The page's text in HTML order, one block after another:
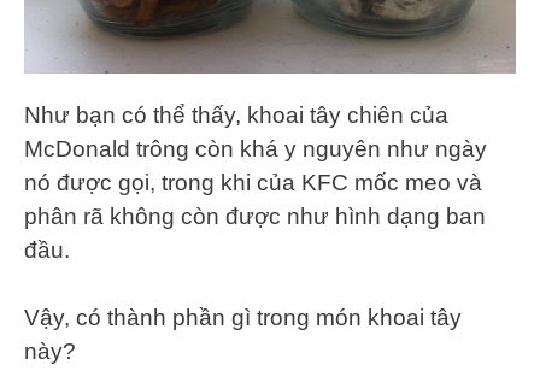
Như bạn có thể thấy, khoai tây chiên của
McDonald trông còn khá y nguyên như ngày
nó được gọi, trong khi của KFC mốc meo và
phân rã không còn được như hình dạng ban
đầu.
Vậy, có thành phần gì trong món khoai tây
này?